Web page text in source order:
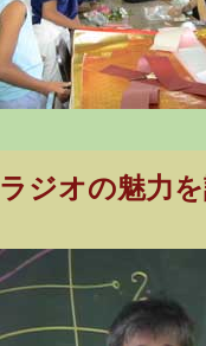
ラジオの魅力を